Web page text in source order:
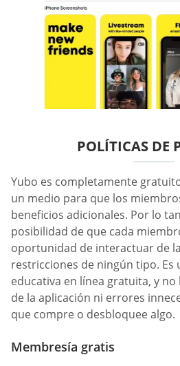
POLÍTICAS DE
Yubo es completamente
un medio para que los
beneficios adicionales. Por lo
posibilidad de que cada
oportunidad de interactuar de
restricciones de ningún tipo. Es
educativa en línea gratuita, y
de la aplicación ni errores
que compre o desbloquee algo.
Membresía gratis